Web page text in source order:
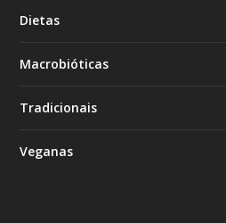
Dietas
Macrobióticas
Tradicionais
Veganas